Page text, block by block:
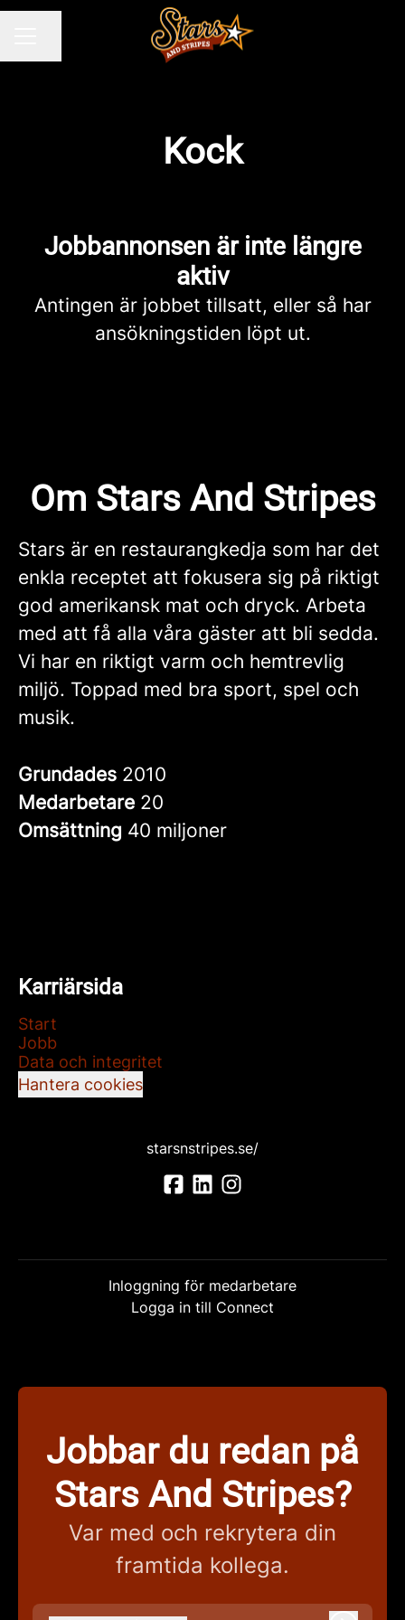
Kock
Jobbannonsen är inte längre
aktiv
Antingen är jobbet tillsatt, eller så har
ansökningstiden löpt ut.
Om Stars And Stripes
Stars är en restaurangkedja som har det
enkla receptet att fokusera sig på riktigt
god amerikansk mat och dryck. Arbeta
med att få alla våra gäster att bli sedda.
Vi har en riktigt varm och hemtrevlig
miljö. Toppad med bra sport, spel och
musik.
Grundades 2010
Medarbetare 20
Omsättning 40 miljoner
Karriärsida
Start
Jobb
Data och integritet
Hantera cookies
starsnstripes.se/
Inloggning för medarbetare
Logga in till Connect
Jobbar du redan på
Stars And Stripes?
Var med och rekrytera din
framtida kollega.